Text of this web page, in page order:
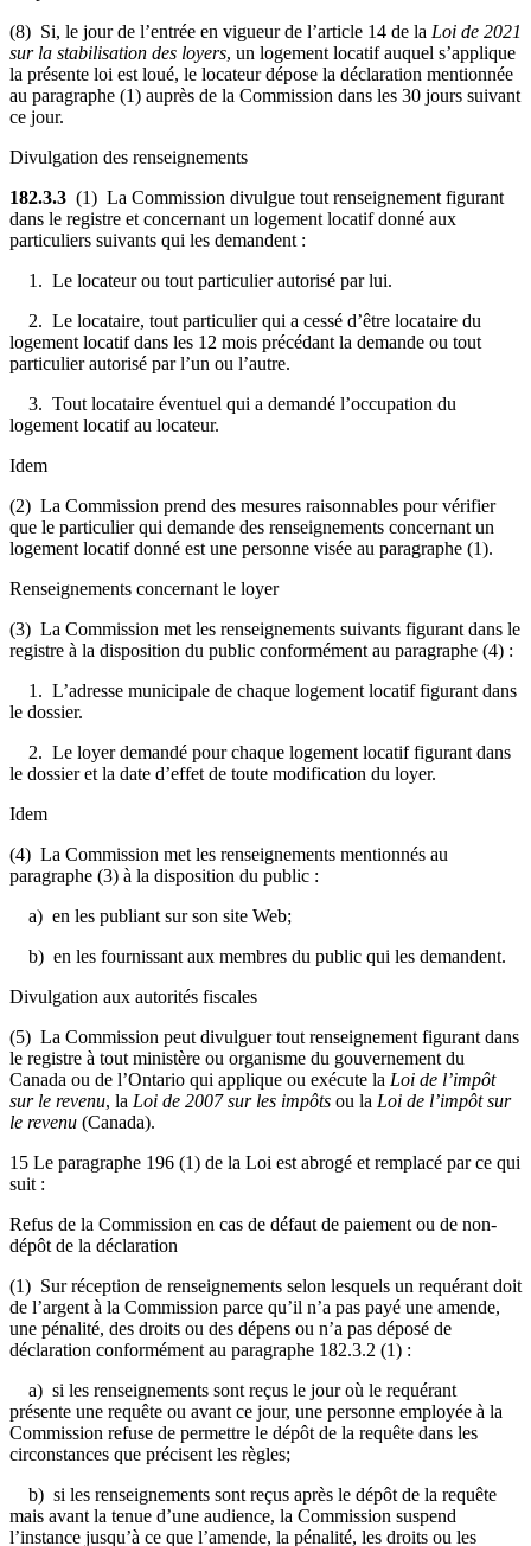
(8) Si, le jour de l’entrée en vigueur de l’article 14 de la Loi de 2021
sur la stabilisation des loyers, un logement locatif auquel s’applique
la présente loi est loué, le locateur dépose la déclaration mentionnée
au paragraphe (1) auprès de la Commission dans les 30 jours suivant
ce jour.
Divulgation des renseignements
182.3.3 (1) La Commission divulgue tout renseignement figurant
dans le registre et concernant un logement locatif donné aux
particuliers suivants qui les demandent :
1. Le locateur ou tout particulier autorisé par lui.
2. Le locataire, tout particulier qui a cessé d’être locataire du
logement locatif dans les 12 mois précédant la demande ou tout
particulier autorisé par l’un ou l’autre.
3. Tout locataire éventuel qui a demandé l’occupation du
logement locatif au locateur.
Idem
(2) La Commission prend des mesures raisonnables pour vérifier
que le particulier qui demande des renseignements concernant un
logement locatif donné est une personne visée au paragraphe (1).
Renseignements concernant le loyer
(3) La Commission met les renseignements suivants figurant dans le
registre à la disposition du public conformément au paragraphe (4) :
1. L’adresse municipale de chaque logement locatif figurant dans
le dossier.
2. Le loyer demandé pour chaque logement locatif figurant dans
le dossier et la date d’effet de toute modification du loyer.
Idem
(4) La Commission met les renseignements mentionnés au
paragraphe (3) à la disposition du public :
a) en les publiant sur son site Web;
b) en les fournissant aux membres du public qui les demandent.
Divulgation aux autorités fiscales
(5) La Commission peut divulguer tout renseignement figurant dans
le registre à tout ministère ou organisme du gouvernement du
Canada ou de l’Ontario qui applique ou exécute la Loi de l’impôt
sur le revenu, la Loi de 2007 sur les impôts ou la Loi de l’impôt sur
le revenu (Canada).
15 Le paragraphe 196 (1) de la Loi est abrogé et remplacé par ce qui
suit :
Refus de la Commission en cas de défaut de paiement ou de non-
dépôt de la déclaration
(1) Sur réception de renseignements selon lesquels un requérant doit
de l’argent à la Commission parce qu’il n’a pas payé une amende,
une pénalité, des droits ou des dépens ou n’a pas déposé de
déclaration conformément au paragraphe 182.3.2 (1) :
a) si les renseignements sont reçus le jour où le requérant
présente une requête ou avant ce jour, une personne employée à la
Commission refuse de permettre le dépôt de la requête dans les
circonstances que précisent les règles;
b) si les renseignements sont reçus après le dépôt de la requête
mais avant la tenue d’une audience, la Commission suspend
l’instance jusqu’à ce que l’amende, la pénalité, les droits ou les